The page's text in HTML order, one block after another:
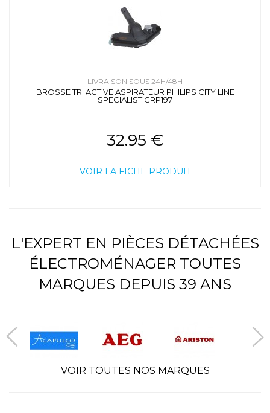
LIVRAISON SOUS 24H/48H
BROSSE TRI ACTIVE ASPIRATEUR PHILIPS CITY LINE
SPECIALIST CRP197
32.95 €
VOIR LA FICHE PRODUIT
L'EXPERT EN PIÈCES DÉTACHÉES
ÉLECTROMÉNAGER TOUTES
MARQUES DEPUIS 39 ANS
VOIR TOUTES NOS MARQUES